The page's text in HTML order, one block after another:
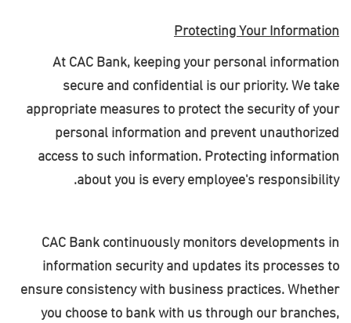
Protecting Your Information
At CAC Bank, keeping your personal information
secure and confidential is our priority. We take
appropriate measures to protect the security of your
personal information and prevent unauthorized
access to such information. Protecting information
about you is every employee's responsibility
.
CACBank continuously monitors developments in
information security and updates its processes to
ensure consistency with business practices. Whether
you choose to bank with us through our branches,